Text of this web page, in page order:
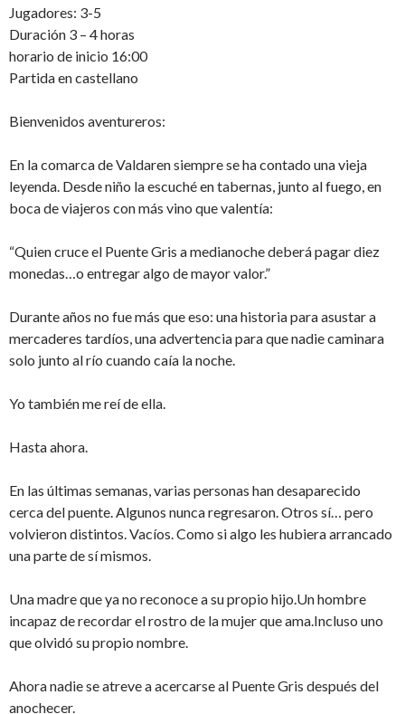
Jugadores: 3-5
Duración 3 – 4 horas
horario de inicio 16:00
Partida en castellano
Bienvenidos aventureros:
En la comarca de Valdaren siempre se ha contado una vieja
leyenda. Desde niño la escuché en tabernas, junto al fuego, en
boca de viajeros con más vino que valentía:
“Quien cruce el Puente Gris a medianoche deberá pagar diez
monedas…o entregar algo de mayor valor.”
Durante años no fue más que eso: una historia para asustar a
mercaderes tardíos, una advertencia para que nadie caminara
solo junto al río cuando caía la noche.
Yo también me reí de ella.
Hasta ahora.
En las últimas semanas, varias personas han desaparecido
cerca del puente. Algunos nunca regresaron. Otros sí… pero
volvieron distintos. Vacíos. Como si algo les hubiera arrancado
una parte de sí mismos.
Una madre que ya no reconoce a su propio hijo.Un hombre
incapaz de recordar el rostro de la mujer que ama.Incluso uno
que olvidó su propio nombre.
Ahora nadie se atreve a acercarse al Puente Gris después del
anochecer.